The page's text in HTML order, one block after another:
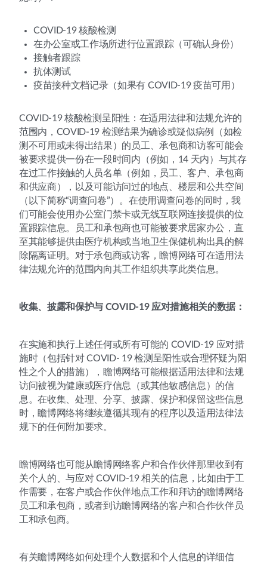
COVID-19 核酸检测
在办公室或工作场所进行位置跟踪（可确认身份）
接触者跟踪
抗体测试
疫苗接种文档记录（如果有 COVID-19 疫苗可用）
COVID-19 核酸检测呈阳性：在适用法律和法规允许的
范围内，COVID-19 检测结果为确诊或疑似病例（如检
测不可用或未得出结果）的员工、承包商和访客可能会
被要求提供一份在一段时间内（例如，14 天内）与其存
在过工作接触的人员名单（例如，员工、客户、承包商
和供应商），以及可能访问过的地点、楼层和公共空间
（以下简称“调查问卷”）。在使用调查问卷的同时，我
们可能会使用办公室门禁卡或无线互联网连接提供的位
置跟踪信息。员工和承包商也可能被要求居家办公，直
至其能够提供由医疗机构或当地卫生保健机构出具的解
除隔离证明。对于承包商或访客，瞻博网络可在适用法
律法规允许的范围内向其工作组织共享此类信息。
收集、披露和保护与 COVID-19 应对措施相关的数据：
在实施和执行上述任何或所有可能的 COVID-19 应对措
施时（包括针对 COVID- 19 检测呈阳性或合理怀疑为阳
性之个人的措施），瞻博网络可能根据适用法律和法规
访问被视为健康或医疗信息（或其他敏感信息）的信
息。在收集、处理、分享、披露、保护和保留这些信息
时，瞻博网络将继续遵循其现有的程序以及适用法律法
规下的任何附加要求。
瞻博网络也可能从瞻博网络客户和合作伙伴那里收到有
关个人的、与应对 COVID-19 相关的信息，比如由于工
作需要，在客户或合作伙伴地点工作和拜访的瞻博网络
员工和承包商，或者到访瞻博网络的客户和合作伙伴员
工和承包商。
有关瞻博网络如何处理个人数据和个人信息的详细信